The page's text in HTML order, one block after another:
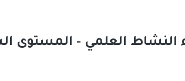
النشاط العلمي - المستوى